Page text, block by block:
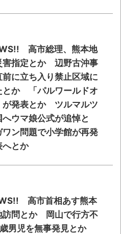
高市総理、熊本地
害指定とか 辺野古沖事
に立ち入り禁止区域に
とか 「パルワールドオ
が発表とか ツルマルツ
へウマ娘公式が追悼と
ン問題で小学館が再発
へとか
高市首相あす熊本
訪問とか 岡山で行方不
男児を無事発見とか